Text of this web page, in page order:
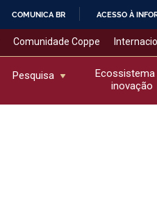
COMUNICA BR ACESSO À
Comunidade Coppe
Pesquisa
Ecossistema
inovação